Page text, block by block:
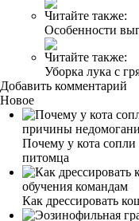
Читайте также:
Особенности
Читайте также:
Уборка лука с
Добавить комментарий
Новое
Почему у кота
питомца
Как дрессировать